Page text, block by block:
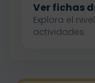
Ver fichas
Explora el
actividades.